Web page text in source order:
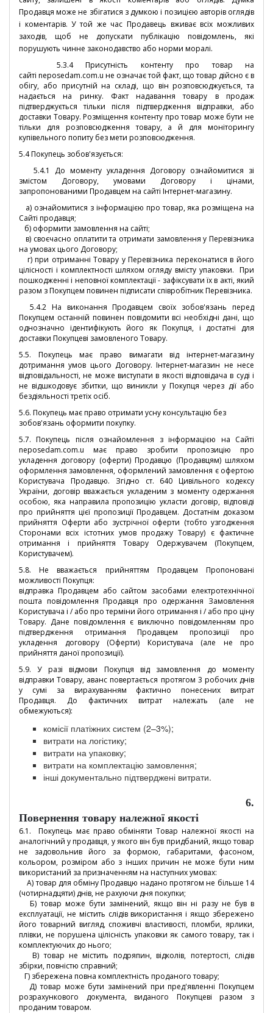
Продавця може не збігатися з думкою і позицією авторів оглядів
і коментарів. У той же час Продавець вживає всіх можливих
заходів, щоб не допускати публікацію повідомлень, які
порушують чинне законодавство або норми моралі.
5.3.4 Присутність контенту про товар на
сайті neposedam.com.u не означає той факт, що товар дійсно є в
обігу, або присутній на складі, що він розповсюджується, та
надається на ринку. Факт надавання товару в продаж
підтверджується тільки після підтвердження відправки, або
доставки Товару. Розміщення контенту про товар може бути не
тільки для розповсюдження товару, а й для моніторингу
купівельного попиту без мети розповсюдження.
5.4 Покупець зобов'язується:
5.4.1 До моменту укладення Договору ознайомитися зі
змістом Договору, умовами Договору і цінами,
запропонованими Продавцем на сайті Інтернет-магазину.
а) ознайомитися з інформацією про товар, яка розміщена на
Сайті продавця;
б) оформити замовлення на сайті;
в) своєчасно оплатити та отримати замовлення у Перевізника
на умовах цього Договору;
г) при отриманні Товару у Перевізника переконатися в його
цілісності і комплектності шляхом огляду вмісту упаковки. При
пошкодженні і неповної комплектації - зафіксувати їх в акті, який
разом з Покупцем повинен підписати співробітник Перевізника.
5.4.2 На виконання Продавцем своїх зобов'язань перед
Покупцем останній повинен повідомити всі необхідні дані, що
однозначно ідентифікують його як Покупця, і достатні для
доставки Покупцеві замовленого Товару.
5.5. Покупець має право вимагати від інтернет-магазину
дотримання умов цього Договору.Інтернет-магазин не несе
відповідальності, не може виступати в якості відповідача в суді і
не відшкодовує збитки, що виникли у Покупця через дії або
бездіяльності третіх осіб.
5.6. Покупець має право отримати усну консультацію без
зобов'язань оформити покупку.
5.7. Покупець після ознайомлення з інформацією на Сайті
neposedam.com.u має право зробити пропозицію про
укладення договору (оферти) Продавцю (Продавцям) шляхом
оформлення замовлення, оформлений замовлення є офертою
Користувача Продавцю. Згідно ст. 640 Цивільного кодексу
України, договір вважається укладеним з моменту одержання
особою, яка направила пропозицію укласти договір, відповіді
про прийняття цієї пропозиції Продавцем. Достатнім доказом
прийняття Оферти або зустрічної оферти (тобто узгодження
Сторонами всіх істотних умов продажу Товару) є фактичне
отримання і прийняття Товару Одержувачем (Покупцем,
Користувачем).
5.8. Не вважається прийняттям Продавцем Пропоновані
можливості Покупця:
відправка Продавцем або сайтом засобами електротехнічної
пошта повідомлення Продавця про одержання Замовлення
Користувача і / або про терміни його отримання і / або про ціну
Товару. Дане повідомлення є виключно повідомленням про
підтвердження отримання Продавцем пропозиції про
укладення договору (Оферти) Користувача (але не про
прийняття даної пропозиції).
5.9.У разі відмови Покупця від замовлення до моменту
відправки Товару, аванс повертається протягом 3 робочих днів
у сумі за вирахуванням фактично понесених витрат
Продавця. До фактичних витрат належать (але не
обмежуються):
комісії платіжних систем (2–3%);
витрати на логістику;
витрати на упаковку;
витрати на комплектацію замовлення;
інші документально підтверджені витрати.
6.
Повернення товару належної якості
6.1. Покупець має право обміняти Товар належної якості на
аналогічний у продавця, у якого він був придбаний, якщо товар
не задовольнив його за формою, габаритами, фасоном,
кольором, розміром або з інших причин не може бути ним
використаний за призначенням на наступних умовах:
А) товар для обміну Продавцю надано протягом не більше 14
(чотирнадцяти) днів, не рахуючи дня покупки;
Б) товар може бути замінений, якщо він ні разу не був в
експлуатації, не містить слідів використання і якщо збережено
його товарний вигляд, споживчі властивості, пломби, ярлики,
плівки, не порушена цілісність упаковки як самого товару, так і
комплектуючих до нього;
В) товар не містить подряпин, відколів, потертості, слідів
збірки, повністю справний;
Г) збережена повна комплектність проданого товару;
Д) товар може бути замінений при пред'явленні Покупцем
розрахункового документа, виданого Покупцеві разом з
проданим товаром.